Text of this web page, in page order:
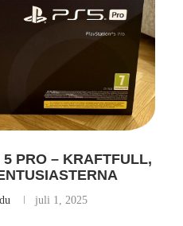
PRO – KRAFTFULL,
juli 1, 2025